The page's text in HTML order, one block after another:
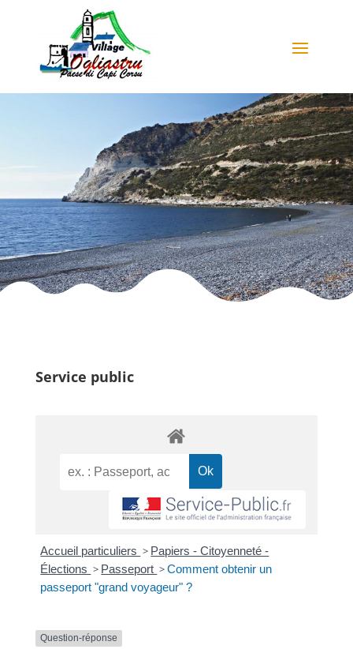
Service public
Accueil particuliers > Papiers - Citoyenneté -
Élections > Passeport >Comment obtenir un
passeport "grand voyageur" ?
Question-réponse